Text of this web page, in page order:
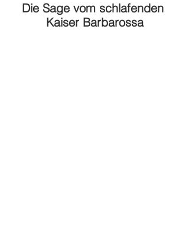
Die Sage vom schlafenden
Kaiser Barbarossa